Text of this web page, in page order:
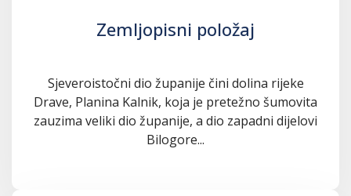
Zemljopisni položaj
Sjeveroistočni dio županije čini dolina rijeke
Drave, Planina Kalnik, koja je pretežno šumovita
zauzima veliki dio županije, a dio zapadni dijelovi
Bilogore...